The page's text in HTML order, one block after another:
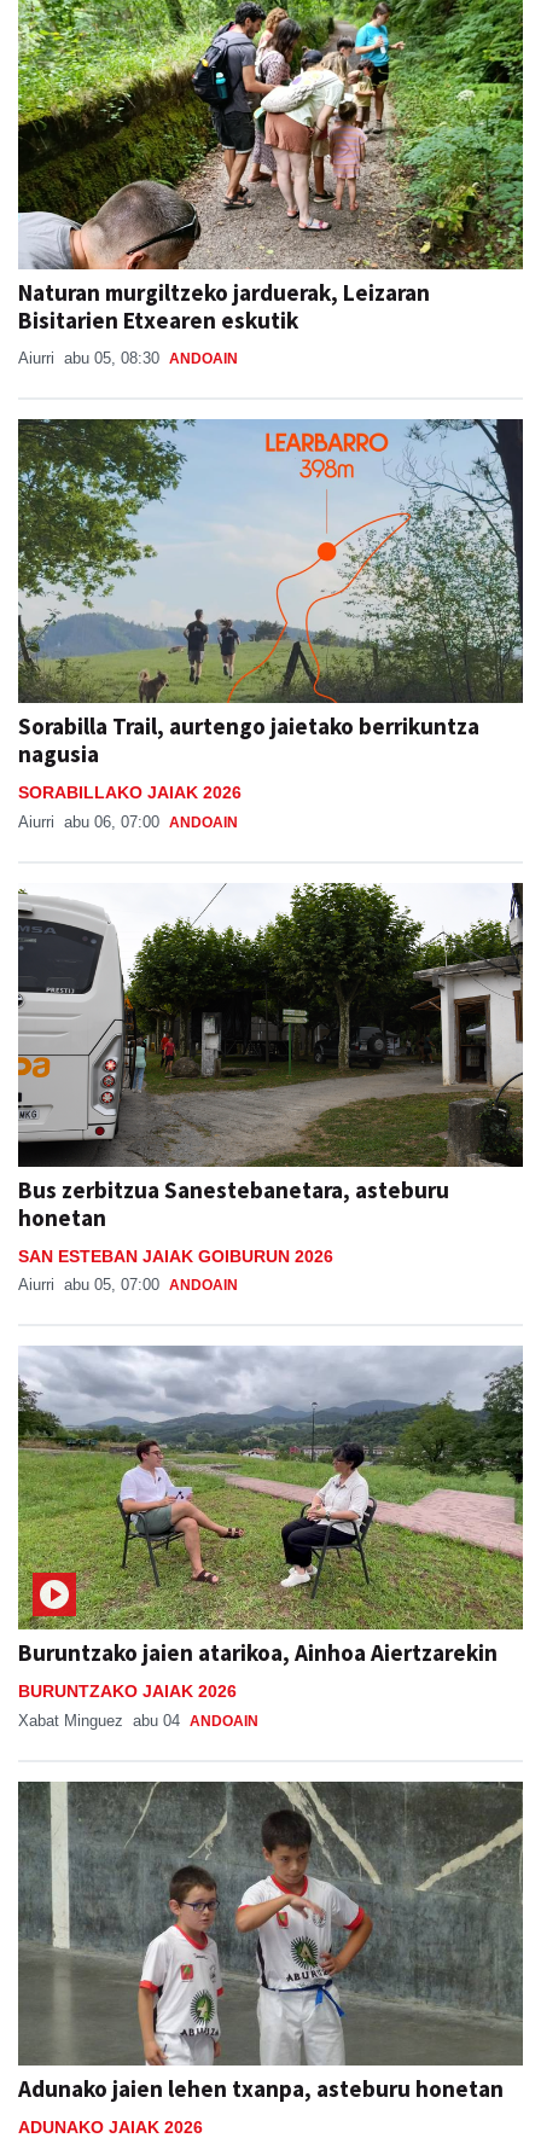
Naturan murgiltzeko jarduerak, Leizaran
Bisitarien Etxearen eskutik
Aiurri abu 05, 08:30 ANDOAIN
Sorabilla Trail, aurtengo jaietako berrikuntza
nagusia
SORABILLAKO JAIAK 2026
Aiurri abu 06, 07:00 ANDOAIN
Bus zerbitzua Sanestebanetara, asteburu
honetan
SAN ESTEBAN JAIAK GOIBURUN 2026
Aiurri abu 05, 07:00 ANDOAIN
Buruntzako jaien atarikoa, Ainhoa Aiertzarekin
BURUNTZAKO JAIAK 2026
Xabat Minguez abu 04 ANDOAIN
Adunako jaien lehen txanpa, asteburu honetan
ADUNAKO JAIAK 2026